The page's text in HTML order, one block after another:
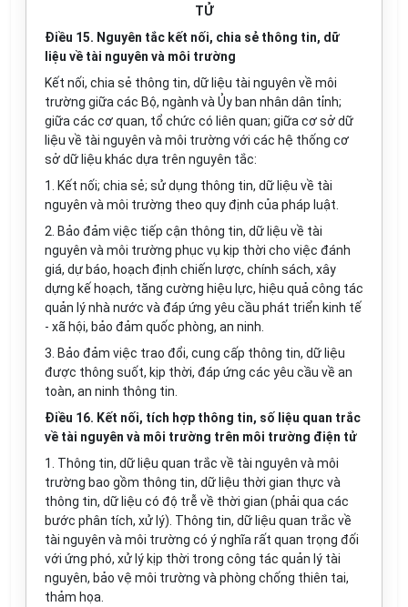
TỬ
Điều 15. Nguyên tắc kết nối, chia sẻ thông tin, dữ
liệu về tài nguyên và môi trường
Kết nối, chia sẻ thông tin, dữ liệu tài nguyên về môi
trường giữa các Bộ, ngành và Ủy ban nhân dân tỉnh;
giữa các cơ quan, tổ chức có liên quan; giữa cơ sở dữ
liệu về tài nguyên và môi trường với các hệ thống cơ
sở dữ liệu khác dựa trên nguyên tắc:
1. Kết nối; chia sẻ; sử dụng thông tin, dữ liệu về tài
nguyên và môi trường theo quy định của pháp luật.
2. Bảo đảm việc tiếp cận thông tin, dữ liệu về tài
nguyên và môi trường phục vụ kịp thời cho việc đánh
giá, dự báo, hoạch định chiến lược, chính sách, xây
dựng kế hoạch, tăng cường hiệu lực, hiệu quả công tác
quản lý nhà nước và đáp ứng yêu cầu phát triển kinh tế
- xã hội, bảo đảm quốc phòng, an ninh.
3. Bảo đảm việc trao đổi, cung cấp thông tin, dữ liệu
được thông suốt, kịp thời, đáp ứng các yêu cầu về an
toàn, an ninh thông tin.
Điều 16. Kết nối, tích hợp thông tin, số liệu quan trắc
về tài nguyên và môi trường trên môi trường điện tử
1. Thông tin, dữ liệu quan trắc về tài nguyên và môi
trường bao gồm thông tin, dữ liệu thời gian thực và
thông tin, dữ liệu có độ trễ về thời gian (phải qua các
bước phân tích, xử lý). Thông tin, dữ liệu quan trắc về
tài nguyên và môi trường có ý nghĩa rất quan trọng đối
với ứng phó, xử lý kịp thời trong công tác quản lý tài
nguyên, bảo vệ môi trường và phòng chống thiên tai,
thảm họa.